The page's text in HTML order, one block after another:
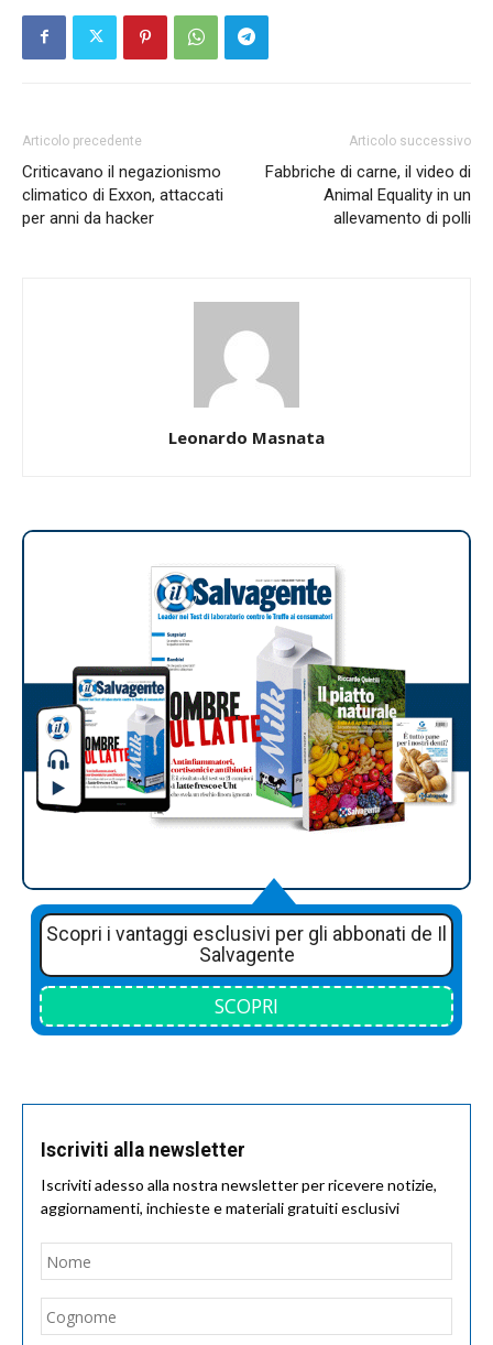
Articolo precedente
Criticavano il negazionismo
climatico di Exxon, attaccati
per anni da hacker
Articolo successivo
Fabbriche di carne, il video di
Animal Equality in un
allevamento di polli
Leonardo Masnata
Scopri i vantaggi esclusivi per gli abbonati de Il
Salvagente
SCOPRI
Iscriviti alla newsletter
Iscriviti adesso alla nostra newsletter per ricevere notizie,
aggiornamenti, inchieste e materiali gratuiti esclusivi
Nome